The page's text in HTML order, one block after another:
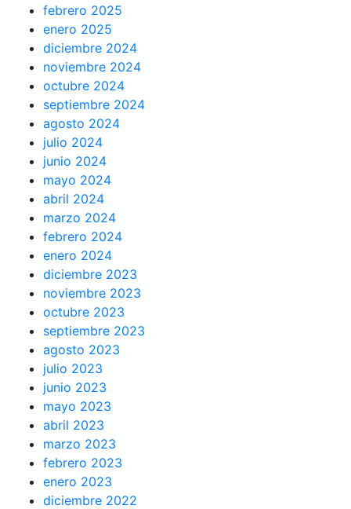
febrero 2025
enero 2025
diciembre 2024
noviembre 2024
octubre 2024
septiembre 2024
agosto 2024
julio 2024
junio 2024
mayo 2024
abril 2024
marzo 2024
febrero 2024
enero 2024
diciembre 2023
noviembre 2023
octubre 2023
septiembre 2023
agosto 2023
julio 2023
junio 2023
mayo 2023
abril 2023
marzo 2023
febrero 2023
enero 2023
diciembre 2022